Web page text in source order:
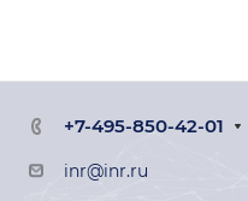
+7-495-850-42-01
inr@inr.ru